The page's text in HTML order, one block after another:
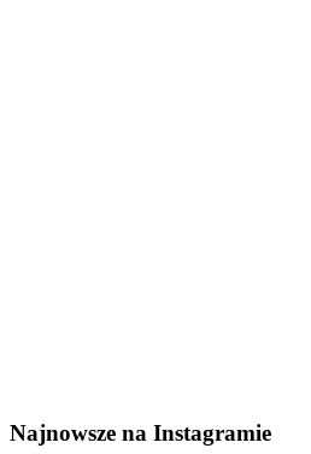
Najnowsze na Instagramie